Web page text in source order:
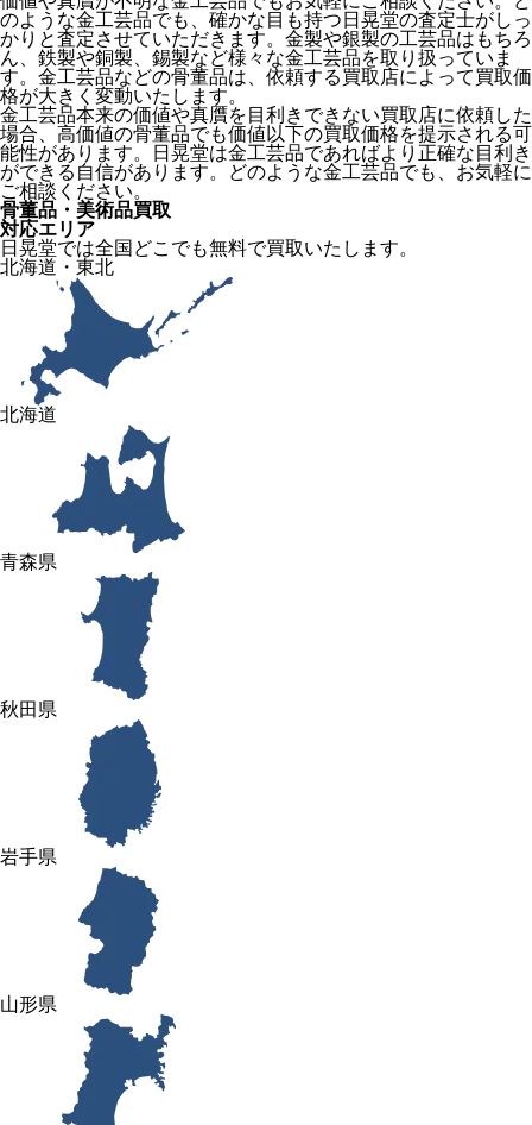
のような金工芸品でも、確かな目も持つ日晃堂の査定士がしっ
かりと査定させていただきます。金製や銀製の工芸品はもちろ
ん、鉄製や銅製、錫製など様々な金工芸品を取り扱っていま
す。金工芸品などの骨董品は、依頼する買取店によって買取価
格が大きく変動いたします。
金工芸品本来の価値や真贋を目利きできない買取店に依頼した
場合、高価値の骨董品でも価値以下の買取価格を提示される可
能性があります。日晃堂は金工芸品であればより正確な目利き
ができる自信があります。どのような金工芸品でも、お気軽に
ご相談ください。
骨董品・美術品買取
対応エリア
日晃堂では全国どこでも無料で買取いたします。
北海道・東北
北海道
青森県
秋田県
岩手県
山形県